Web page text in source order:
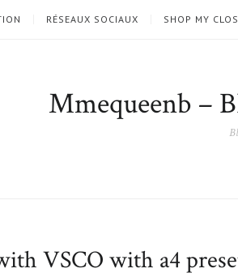
RÉSEAUX SOCIAUX SHOP MY
Mmequeenb –
VSCO with a4